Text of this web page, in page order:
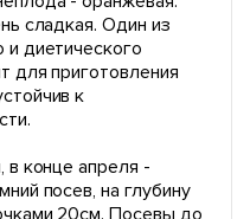
сладкая. Один из
диетического
для приготовления
к
в конце апреля -
посев, на глубину